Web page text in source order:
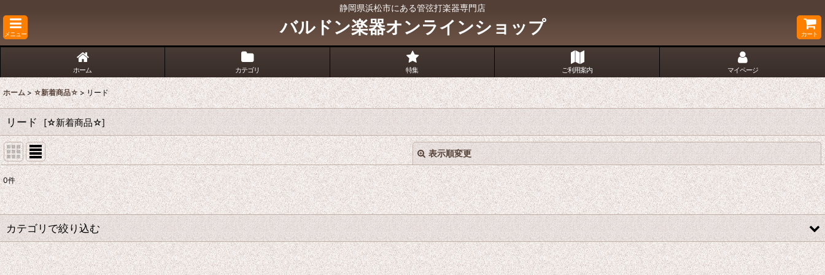
静岡県浜松市にある管弦打楽器専門店
メニュー バルドン楽器オンラインショップ カート
ホーム カテゴリ 特集 ご利用案内 マイページ
ホーム > ☆新着商品☆ > リード
リード [☆新着商品☆]
表示順変更
サブカテゴリ:
表示数:
並び順:
閉じる
0件
カテゴリで絞り込む
リード (全商品)